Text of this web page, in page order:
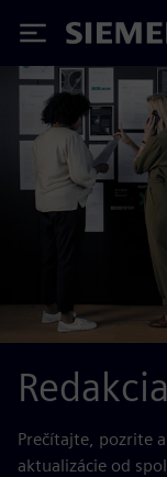
Siemens
Redakcia
Prečítajte, pozrite
aktualizácie od